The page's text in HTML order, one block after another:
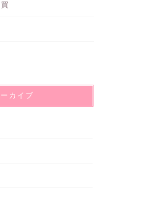
カイブ